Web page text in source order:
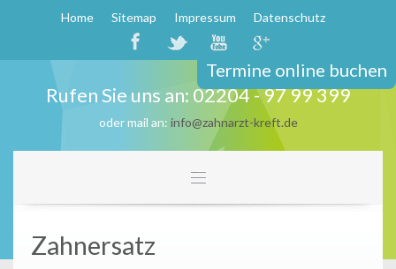
Home Sitemap Impressum Datenschutz
Termine online buchen
Rufen Sie uns an: 02204 - 97 99 399
oder mail an: info@zahnarzt-kreft.de
Zahnersatz